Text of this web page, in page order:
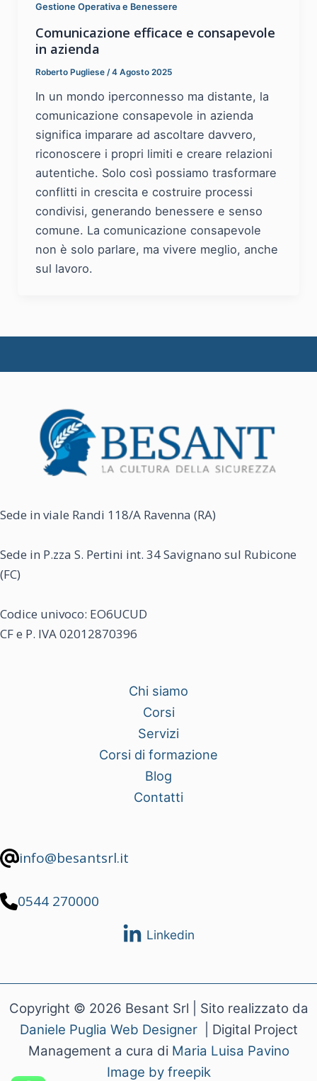
Gestione Operativa e Benessere
Comunicazione efficace e consapevole
in azienda
Roberto Pugliese /4 Agosto 2025
In un mondo iperconnesso ma distante, la
comunicazione consapevole in azienda
significa imparare ad ascoltare davvero,
riconoscere i propri limiti e creare relazioni
autentiche. Solo così possiamo trasformare
conflitti in crescita e costruire processi
condivisi, generando benessere e senso
comune. La comunicazione consapevole
non è solo parlare, ma vivere meglio, anche
sul lavoro.
Sede in viale Randi 118/A Ravenna (RA)
Sede in P.zza S. Pertini int. 34 Savignano sul Rubicone
(FC)
Codice univoco: EO6UCUD
CF e P. IVA 02012870396
Chi siamo
Corsi
Servizi
Corsi di formazione
Blog
Contatti
info@besantsrl.it
0544 270000
Linkedin
Copyright © 2026 Besant Srl | Sito realizzato da
Daniele Puglia Web Designer| Digital Project
Management a cura di Maria Luisa Pavino
Image by freepik